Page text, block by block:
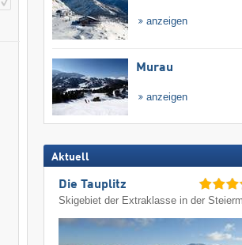
anzeigen
Murau
anzeigen
Aktuell
Die Tauplitz
Skigebiet der Extraklasse in der